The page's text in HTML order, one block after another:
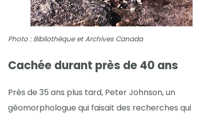
Photo : Bibliothèque et Archives Canada
Cachée durant près de 40 ans
Près de 35 ans plus tard, Peter Johnson, un
géomorphologue qui faisait des recherches qui